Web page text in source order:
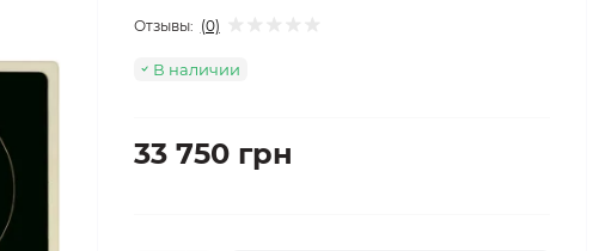
Отзывы: (0)
В наличии
33 750 грн